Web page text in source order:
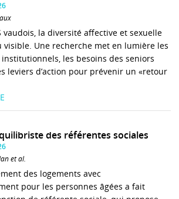
vaudois, la diversité affective et sexuelle
visible. Une recherche met en lumière les
les besoins des seniors
leviers d’action pour prévenir un «retour
des référentes sociales
et al.
des logements avec
pour les personnes âgées a fait